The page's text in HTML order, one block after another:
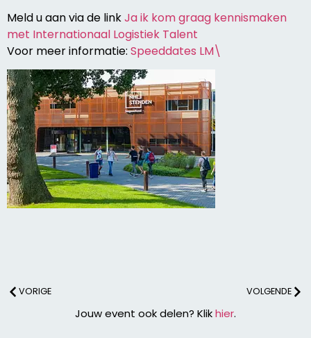
Meld u aan via de linkJa ik kom graag kennismaken
met Internationaal Logistiek Talent
Voor meer informatie: Speeddates LM\
VORIGE VOLGENDE
Jouw event ook delen? Klikhier.